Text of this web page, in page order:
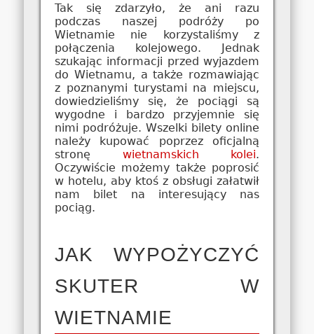
Tak się zdarzyło, że ani razu
podczas naszej podróży po
Wietnamie nie korzystaliśmy z
połączenia kolejowego. Jednak
szukając informacji przed wyjazdem
do Wietnamu, a także rozmawiając
z poznanymi turystami na miejscu,
dowiedzieliśmy się, że pociągi są
wygodne i bardzo przyjemnie się
nimi podróżuje. Wszelki bilety online
należy kupować poprzez oficjalną
stronę wietnamskich kolei.
Oczywiście możemy także poprosić
w hotelu, aby ktoś z obsługi załatwił
nam bilet na interesujący nas
pociąg.
JAK WYPOŻYCZYĆ
SKUTER W
WIETNAMIE